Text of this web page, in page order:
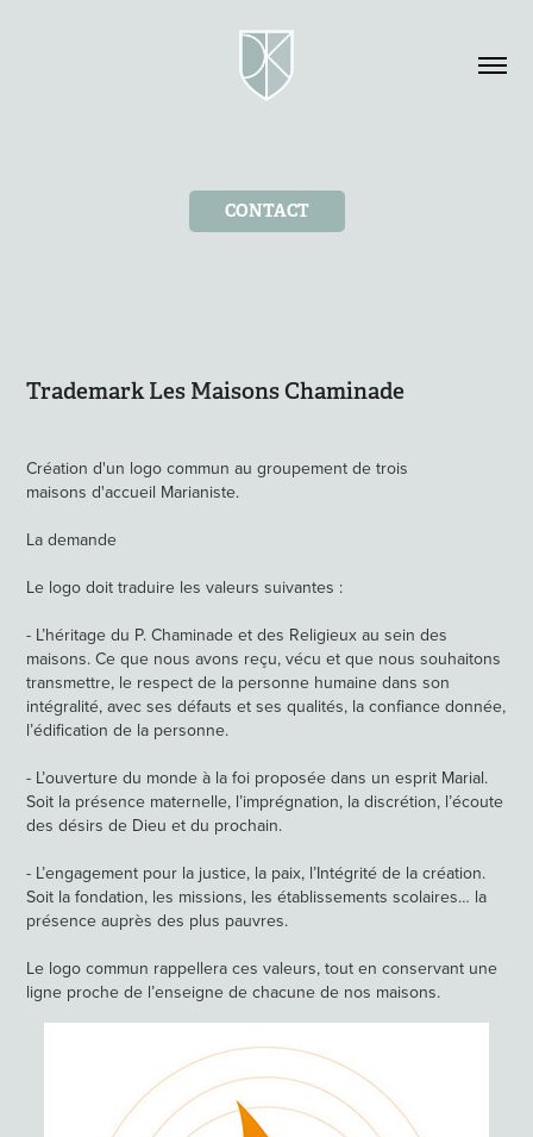
CONTACT
Trademark Les Maisons Chaminade
Création d'un logo commun au groupement de trois
maisonsd'accueil Marianiste.
La demande
Le logo doit traduire les valeurs suivantes :
- Lʼhéritage du P. Chaminade et des Religieux au sein des
maisons. Ce que nous avons reçu, vécu et que nous souhaitons
transmettre, le respect de la personne humaine dans son
intégralité, avec ses défauts et sesqualités, la confiance donnée,
lʼédification de la personne.
- Lʼouverture du monde à la foi proposée dans un esprit Marial.
Soit la présence maternelle, lʼimprégnation, la discrétion, lʼécoute
des désirs de Dieu et du prochain.
- Lʼengagement pour la justice, la paix, lʼIntégrité de la création.
Soit lafondation, les missions, les établissements scolaires… la
présence auprès des plus pauvres.
Le logo commun rappellera ces valeurs, tout en conservant une
ligne proche de lʼenseigne de chacune de nos maisons.